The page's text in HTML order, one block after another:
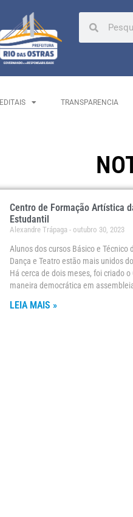
EDITAIS TRANSPARENCIA
Centro de Formação Artística
Estudantil
Alexandre Trápaga outubro 30, 2023
Alunos dos cursos Básico e
Dança e Teatro estão mais unidos
Há cerca de dois meses, foi criado
maneira democrática em
LEIA MAIS »